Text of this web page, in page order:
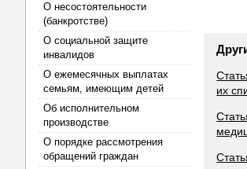
О несостоятельности
(банкротстве)
О социальной защите
инвалидов
О ежемесячных выплатах
семьям, имеющим детей
Об исполнительном
производстве
О порядке рассмотрения
обращений граждан
их